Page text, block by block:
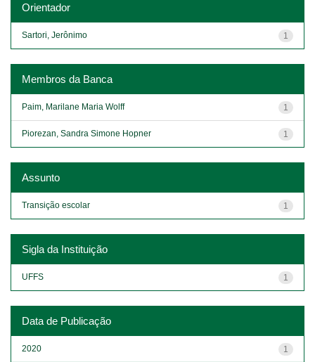
Orientador
1
Sartori, Jerônimo
Membros da Banca
1
Paim, Marilane Maria Wolff
1
Piorezan, Sandra Simone Hopner
Assunto
1
Transição escolar
Sigla da Instituição
1
UFFS
Data de Publicação
1
2020